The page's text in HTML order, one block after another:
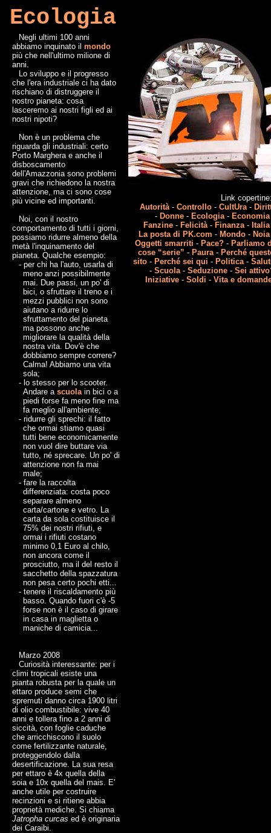
Ecologia
Negli ultimi 100 anni
abbiamo inquinato il mondo
più che nell'ultimo milione di
anni.
Lo sviluppo e il progresso
che l'era industriale ci ha dato
rischiano di distruggere il
nostro pianeta: cosa
lasceremo ai nostri figli ed ai
nostri nipoti?
Non è un problema che
riguarda gli industriali: certo
Porto Marghera e anche il
disboscamento
dell'Amazzonia sono problemi
gravi che richiedono la nostra
attenzione, ma ci sono cose
più vicine ed importanti.
Noi, con il nostro
comportamento di tutti i giorni,
possiamo ridurre almeno della
metà l'inquinamento del
pianeta. Qualche esempio:
- per chi ha l'auto, usarla di
meno anzi possibilmente
mai. Due passi, un po' di
bici, o sfruttare il treno e i
mezzi pubblici non sono
aiutano a ridurre lo
sfruttamento del pianeta
ma possono anche
migliorare la qualità della
nostra vita. Dov'è che
dobbiamo sempre correre?
Calma! Abbiamo una vita
sola;
- lo stesso per lo scooter.
Andare ascuolain bici o a
piedi forse fa meno fine ma
fa meglio all'ambiente;
- ridurre gli sprechi: il fatto
che ormai stiamo quasi
tutti bene economicamente
non vuol dire buttare via
tutto, né sprecare. Un po' di
attenzione non fa mai
male;
- fare la raccolta
differenziata: costa poco
separare almeno
carta/cartone e vetro. La
carta da sola costituisce il
75% dei nostri rifiuti, e
ormai i rifiuti costano
minimo 0,1 Euro al chilo,
non ancora come il
prosciutto, ma il del resto il
sacchetto della spazzatura
non pesa certo pochi etti...
- tenere il riscaldamento più
basso. Quando fuori c'è -5
forse non è il caso di girare
in casa in maglietta o
maniche di camicia...
Marzo 2008
Curiosità interessante: per i
climi tropicali esiste una
pianta robusta per la quale un
ettaro produce semi che
spremuti danno circa 1900 litri
di olio combustibile: vive 40
anni e tollera fino a 2 anni di
siccità, con foglie caduche
che arricchiscono il suolo
come fertilizzante naturale,
proteggendolo dalla
desertificazione. La sua resa
per ettaro è 4x quella della
soia e 10x quella del mais. E'
anche utile per costruire
recinzioni e si ritiene abbia
proprietà mediche. Si chiama
Jatropha curcas ed è originaria
dei Caraibi.
Link
Autorità-Controllo -CultUra -
- Donne - Ecologia- Economia
Fanzine - Felicità- Finanza- Italia
La posta di PK.com - Mondo - Noia
Oggetti smarriti - Pace? - Parliamo
cose “serie” - Paura- Perché
sito - Perché sei qui - Politica-
-Scuola-Seduzione -Sei
Iniziative -Soldi -Vita e